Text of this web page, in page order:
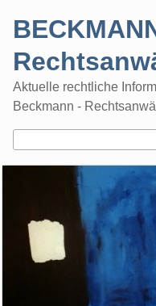
Aktuelle rechtliche
Beckmann -